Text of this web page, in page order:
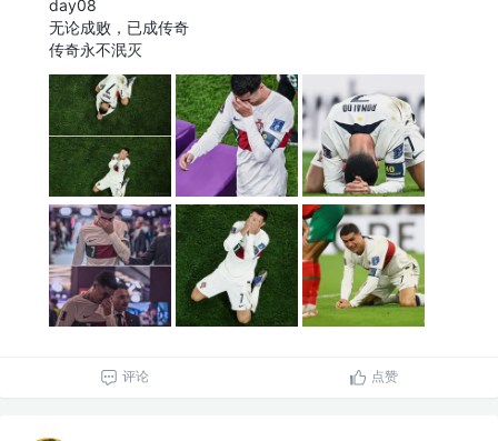
day08
无论成败，已成传奇
传奇永不泯灭
评论 点赞